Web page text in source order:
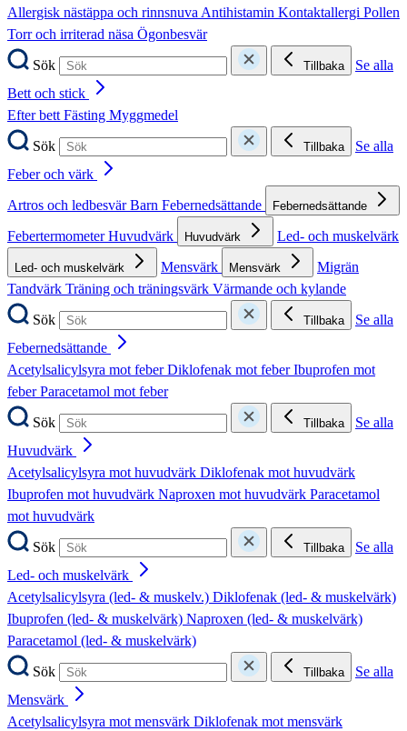
Allergisk nästäppa och rinnsnuvaAntihistamin Kontaktallergi Pollen
Torr och irriterad näsa Ögonbesvär
Sök
Tillbaka
Se alla
Bett och stick
Efter bettFästing Myggmedel
Sök
Tillbaka
Se alla
Feber och värk
Artros och ledbesvärBarn Febernedsättande Febernedsättande
FebertermometerHuvudvärk Huvudvärk Led- och muskelvärk
Led- och muskelvärk Mensvärk Mensvärk
Migrän
Tandvärk Träning och träningsvärk Värmande och kylande
Sök
Tillbaka
Se alla
Febernedsättande
Acetylsalicylsyra mot feberDiklofenak mot feberIbuprofen mot
feberParacetamol mot feber
Sök
Tillbaka
Se alla
Huvudvärk
Acetylsalicylsyra mot huvudvärk Diklofenak mot huvudvärk
Ibuprofen mot huvudvärk Naproxen mot huvudvärk Paracetamol
mot huvudvärk
Sök
Tillbaka
Se alla
Led- och muskelvärk
Acetylsalicylsyra (led- & muskelv.) Diklofenak (led- & muskelvärk)
Ibuprofen (led- & muskelvärk) Naproxen (led- & muskelvärk)
Paracetamol (led- & muskelvärk)
Sök
Tillbaka
Se alla
Mensvärk
Acetylsalicylsyra mot mensvärk Diklofenak mot mensvärk